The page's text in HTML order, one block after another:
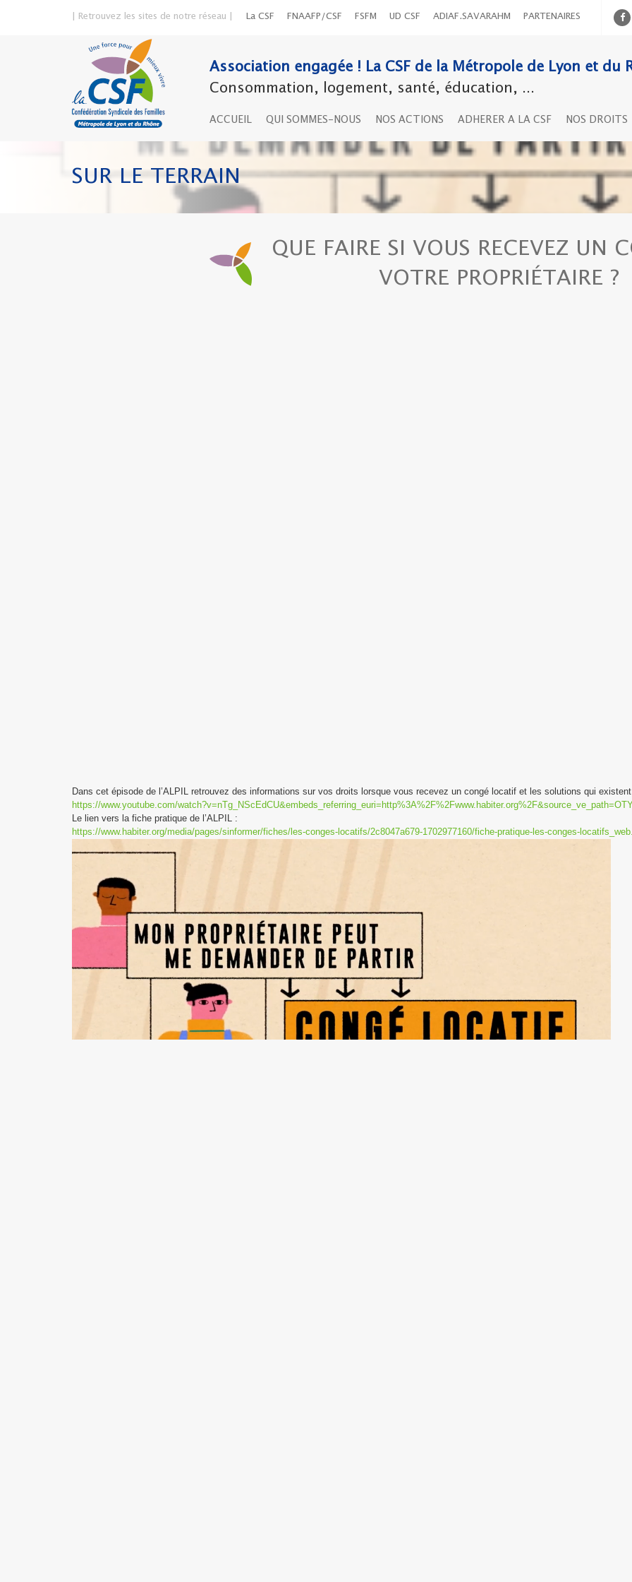
| Retrouvez les sites de notre réseau | La CSF FNAAFP/CSF FSFM UD CSF ADIAF.SAVARAHM PARTENAIRES
Association engagée ! La CSF de la Métropole de Lyon et du
Consommation, logement, santé, éducation, ...
ACCUEIL QUI SOMMES-NOUS NOS ACTIONS ADHERER A LA CSF NOS DROITS
SUR LE TERRAIN
QUE FAIRE SI VOUS RECEVEZ UN
VOTRE PROPRIÉTAIRE ?
Dans cet épisode de l’ALPIL retrouvez des informations sur vos droits lorsque vous recevez un congé locatif et les solutions qui
https://www.youtube.com/
Le lien vers la fiche pratique de l’ALPIL :
https://www.habiter.org/media/pages/sinformer/fiches/les-conges-locatifs/2c8047a679-1702977160/fiche-pratique-les-conges-